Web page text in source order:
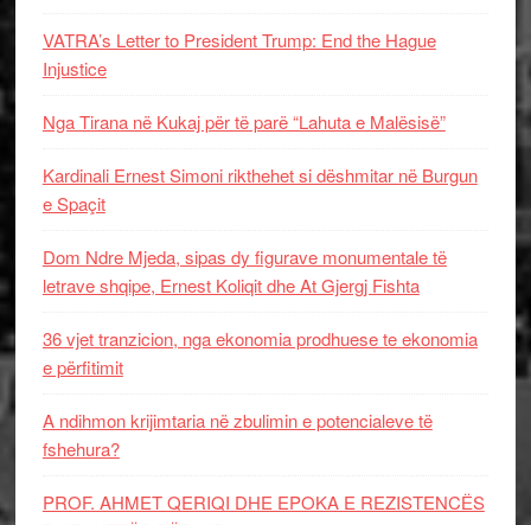
VATRA’s Letter to President Trump: End the Hague
Injustice
Nga Tirana në Kukaj për të parë “Lahuta e Malësisë”
Kardinali Ernest Simoni rikthehet si dëshmitar në Burgun
e Spaçit
Dom Ndre Mjeda, sipas dy figurave monumentale të
letrave shqipe, Ernest Koliqit dhe At Gjergj Fishta
36 vjet tranzicion, nga ekonomia prodhuese te ekonomia
e përfitimit
A ndihmon krijimtaria në zbulimin e potencialeve të
fshehura?
PROF. AHMET QERIQI DHE EPOKA E REZISTENCЁS